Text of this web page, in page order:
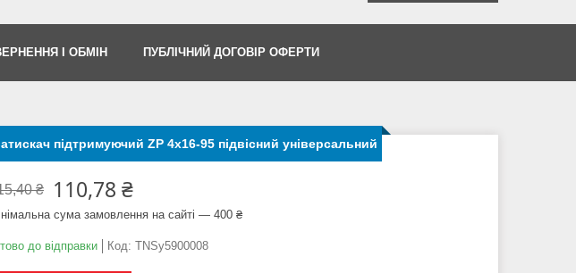
І ОБМІН ПУБЛІЧНИЙ ДОГОВІР ОФЕРТИ
підтримуючий ZP 4х16-95 підвісний універсальний
₴ 110,78 ₴
сума замовлення на сайті — 400 ₴
до відправки Код: TNSy5900008